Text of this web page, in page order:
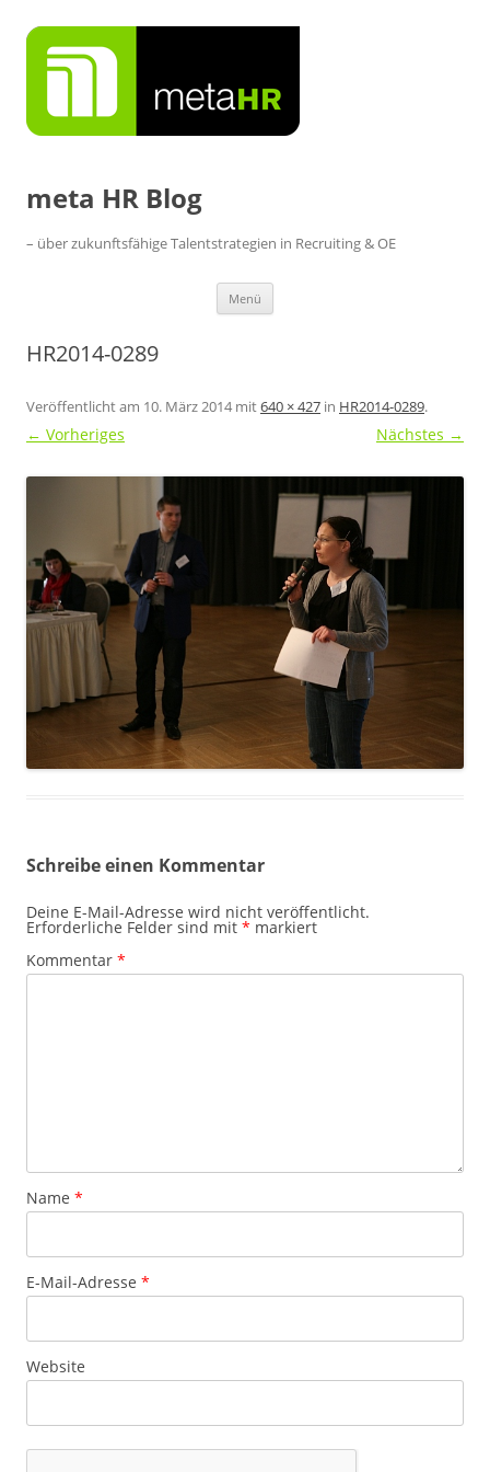
Inhalt
springen
meta HR Blog
– über zukunftsfähige Talentstrategien in Recruiting & OE
Menü
HR2014-0289
Veröffentlicht am 10. März 2014 mit640 × 427 in HR2014-0289.
← Vorheriges Nächstes →
Schreibe einen Kommentar
Deine E-Mail-Adresse wird nicht veröffentlicht.
Erforderliche Felder sind mit * markiert
Kommentar *
Name *
E-Mail-Adresse *
Website